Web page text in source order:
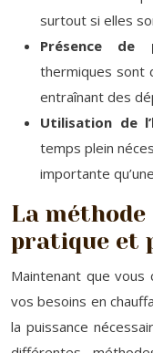
surtout si elles
Présence
thermiques sont
entraînant des
Utilisation de
temps plein
importante
La
pratique et
Maintenant que vous
vos besoins en
la puissance